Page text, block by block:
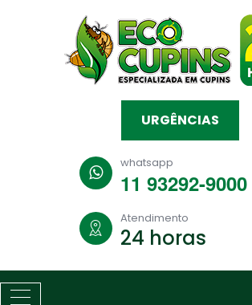
URGÊNCIAS
whatsapp
11 93292-9000
Atendimento
24 horas